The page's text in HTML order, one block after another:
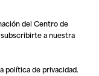
del Centro de
a nuestra
política de privacidad.